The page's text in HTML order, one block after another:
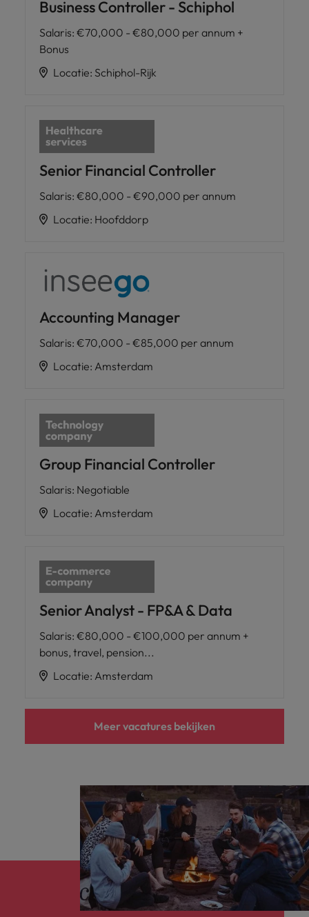
Business Controller - Schiphol
Salaris: €70,000 - €80,000 per annum +
Bonus
Locatie: Schiphol-Rijk
Senior Financial Controller
Salaris: €80,000 - €90,000 per annum
Locatie: Hoofddorp
Accounting Manager
Salaris: €70,000 - €85,000 per annum
Locatie: Amsterdam
Group Financial Controller
Salaris: Negotiable
Locatie: Amsterdam
Senior Analyst - FP&A & Data
Salaris: €80,000 - €100,000 per annum +
bonus, travel, pension...
Locatie: Amsterdam
Meer vacatures bekijken